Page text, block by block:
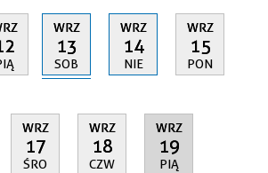
WRZ
13
SOB
WRZ
14
NIE
WRZ
15
PON
WRZ
17
ŚRO
WRZ
18
CZW
WRZ
19
PIĄ